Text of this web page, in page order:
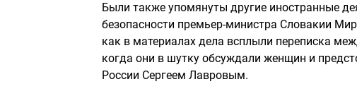
Были также упомянуты другие иностранные
безопасности премьер-министра Словакии
как в материалах дела всплыли переписка
когда они в шутку обсуждали женщин и
России Сергеем Лавровым.